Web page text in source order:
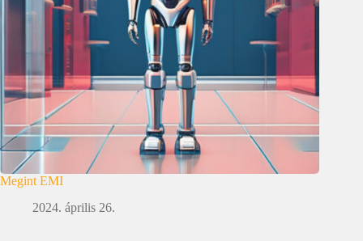
Megint EMI
2024. április 26.